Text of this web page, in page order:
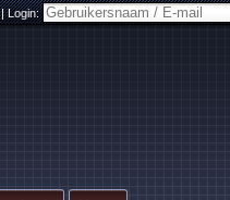
Login: